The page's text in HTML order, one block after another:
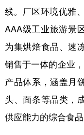
公益 一
文化产业
地方频道
辽宁
线。厂区环境优雅
AAA级工业旅游景
为集烘焙食品、速
销售于一体的企业
产品体系，涵盖月
头、面条等品类，
供应能力的综合食品